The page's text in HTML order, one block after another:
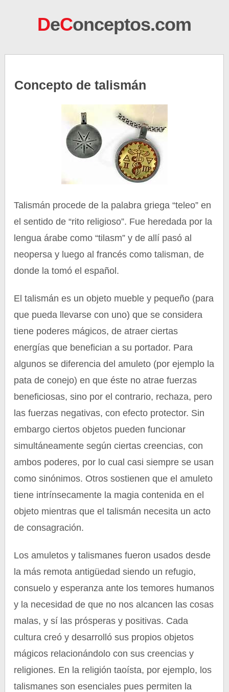
DeConceptos.com
Concepto de talismán
Talismán procede de la palabra griega “teleo” en
el sentido de “rito religioso”. Fue heredada por la
lengua árabe como “tilasm” y de allí pasó al
neopersa y luego al francés como talisman, de
donde la tomó el español.
El talismán es un objeto mueble y pequeño (para
que pueda llevarse con uno) que se considera
tiene poderes mágicos, de atraer ciertas
energías que benefician a su portador. Para
algunos se diferencia del amuleto (por ejemplo la
pata de conejo) en que éste no atrae fuerzas
beneficiosas, sino por el contrario, rechaza, pero
las fuerzas negativas, con efecto protector. Sin
embargo ciertos objetos pueden funcionar
simultáneamente según ciertas creencias, con
ambos poderes, por lo cual casi siempre se usan
como sinónimos. Otros sostienen que el amuleto
tiene intrínsecamente la magia contenida en el
objeto mientras que el talismán necesita un acto
de consagración.
Los amuletos y talismanes fueron usados desde
la más remota antigüedad siendo un refugio,
consuelo y esperanza ante los temores humanos
y la necesidad de que no nos alcancen las cosas
malas, y sí las prósperas y positivas. Cada
cultura creó y desarrolló sus propios objetos
mágicos relacionándolo con sus creencias y
religiones. En la religión taoísta, por ejemplo, los
talismanes son esenciales pues permiten la